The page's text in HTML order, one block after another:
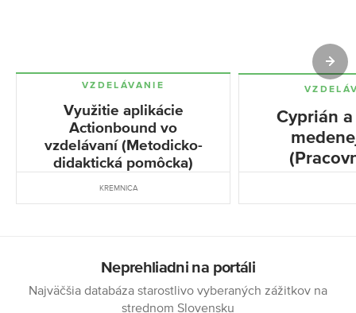
VZDELÁVANIE
Využitie aplikácie
Actionbound vo
vzdelávaní (Metodicko-
didaktická pomôcka)
KREMNICA
Cyprián
Neprehliadni na portáli
Najväčšia databáza starostlivo vyberaných zážitkov na
strednom Slovensku